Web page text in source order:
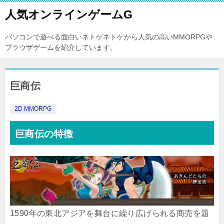
人気オンラインゲームG
パソコンで遊べる面白いネトゲネトゲから人気の高いMMORPGや
ブラウザゲームを紹介しています。
巨商伝
2D MMORPG
巨商伝の特徴
1590年の東北アジアを舞台に繰り広げられる商売を題